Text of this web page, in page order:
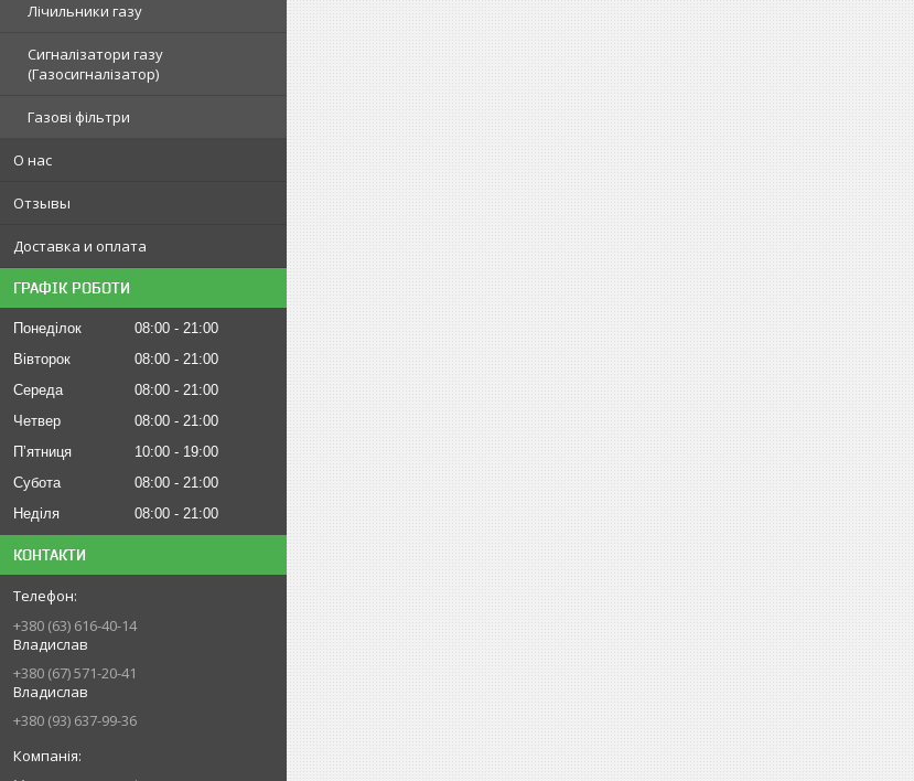
Лічильники газу
Сигналізатори газу
(Газосигналізатор)
Газові фільтри
О нас
Отзывы
Доставка и оплата
ГРАФІК РОБОТИ
Понеділок 08:00
21:00
Вівторок
08:00
21:00
Середа
08:00
21:00
Четвер
08:00
21:00
Пʼятниця
10:00
19:00
Субота
08:00
21:00
Неділя
08:00 21:00
КОНТАКТИ
+380 (63) 616-40-14
Владислав
+380 (67) 571-20-41
Владислав
+380 (93) 637-99-36